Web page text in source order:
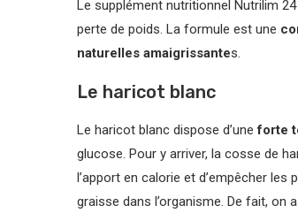
Le supplément nutritionnel Nutrilim
perte de poids. La formule est une
naturelles amaigrissantes.
Le haricot blanc
Le haricot blanc dispose d’uneforte
glucose. Pour y arriver, la cosse de
l’apport en calorie et d’empêcher
graisse dans l’organisme. De fait, on